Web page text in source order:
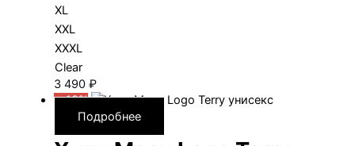
XL
XXL
XXXL
Clear
3 490 ₽
—10%
Подробнее